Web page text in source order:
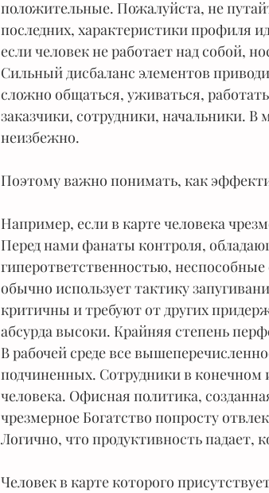
положительные. Пожалуйста, не
последних, характеристики профиля
если человек не работает над собой,
Сильный дисбаланс элементов
сложно общаться, уживаться,
заказчики, сотрудники, начальники.
неизбежно.
Поэтому важно понимать, как
Например, если в карте человека
Перед нами фанаты контроля,
гиперответственностью,
обычно использует тактику
критичны и требуют от других
абсурда высоки. Крайняя степень
В рабочей среде все
подчиненных. Сотрудники в конечном
человека. Офисная политика,
чрезмерное Богатство попросту
Логично, что продуктивность падает,
Человек в карте которого